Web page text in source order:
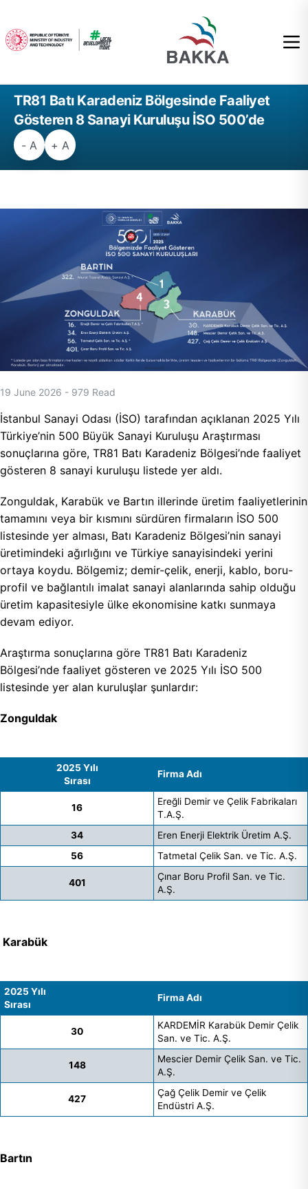
TR81 Batı Karadeniz Bölgesinde Faaliyet
Gösteren 8 Sanayi Kuruluşu İSO 500’de
- A + A
19 June 2026 - 979 Read
İstanbul Sanayi Odası (İSO) tarafından açıklanan 2025 Yılı
Türkiye’nin 500 Büyük Sanayi Kuruluşu Araştırması
sonuçlarına göre, TR81 Batı Karadeniz Bölgesi’nde faaliyet
gösteren 8 sanayi kuruluşu listede yer aldı.
Zonguldak, Karabük ve Bartın illerinde üretim faaliyetlerinin
tamamını veya bir kısmını sürdüren firmaların İSO 500
listesinde yer alması, Batı Karadeniz Bölgesi’nin sanayi
üretimindeki ağırlığını ve Türkiye sanayisindeki yerini
ortaya koydu. Bölgemiz; demir-çelik, enerji, kablo, boru-
profil ve bağlantılı imalat sanayi alanlarında sahip olduğu
üretim kapasitesiyle ülke ekonomisine katkı sunmaya
devam ediyor.
Araştırma sonuçlarına göre TR81 Batı Karadeniz
Bölgesi’nde faaliyet gösteren ve 2025 Yılı İSO 500
listesinde yer alan kuruluşlar şunlardır:
Zonguldak
2025 Yılı
Sırası
Firma Adı
16
Ereğli Demir ve Çelik Fabrikaları
T.A.Ş.
34
Eren Enerji Elektrik Üretim A.Ş.
56
Tatmetal Çelik San. ve Tic. A.Ş.
401
Çınar Boru Profil San. ve Tic.
A.Ş.
Karabük
2025 Yılı
Sırası
Firma Adı
30
KARDEMİR Karabük Demir Çelik
San. ve Tic. A.Ş.
148
Mescier Demir Çelik San. ve Tic.
A.Ş.
427
Çağ Çelik Demir ve Çelik
Endüstri A.Ş.
Bartın